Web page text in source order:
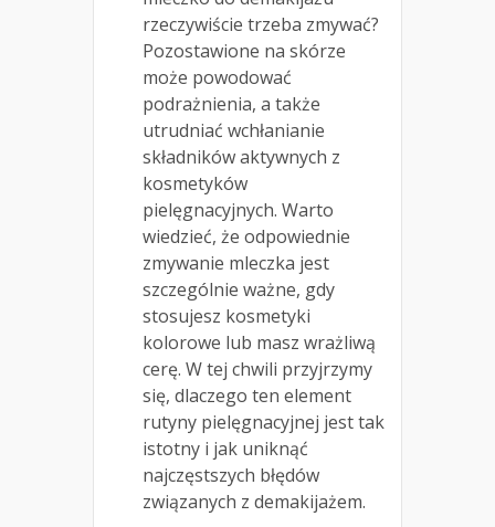
rzeczywiście trzeba zmywać?
Pozostawione na skórze
może powodować
podrażnienia, a także
utrudniać wchłanianie
składników aktywnych z
kosmetyków
pielęgnacyjnych. Warto
wiedzieć, że odpowiednie
zmywanie mleczka jest
szczególnie ważne, gdy
stosujesz kosmetyki
kolorowe lub masz wrażliwą
cerę. W tej chwili przyjrzymy
się, dlaczego ten element
rutyny pielęgnacyjnej jest tak
istotny i jak uniknąć
najczęstszych błędów
związanych z demakijażem.